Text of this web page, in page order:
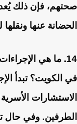
صحتهم، فإن ذلك يُعد
الحضانة عنها ونقلها
14. ما هي
في الكويت؟ تبدأ
الاستشارات
الطرفين. وفي حال